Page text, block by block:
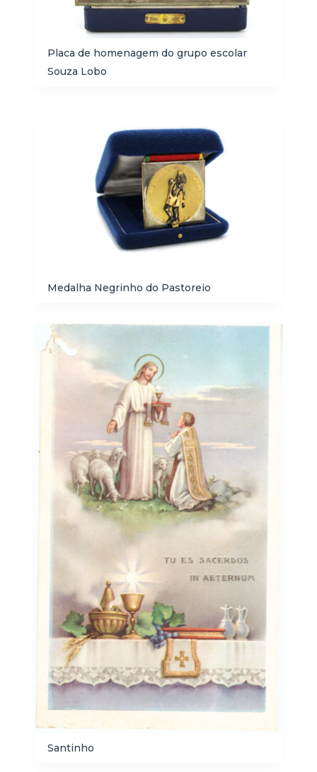
Placa de homenagem do grupo escolar
Souza Lobo
Medalha Negrinho do Pastoreio
Santinho